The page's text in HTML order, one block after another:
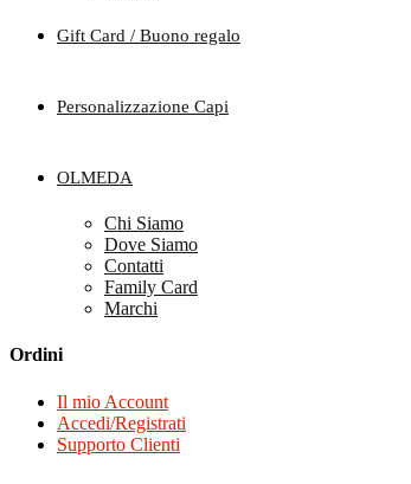
Gift Card / Buono regalo
Personalizzazione Capi
OLMEDA
Chi Siamo
Dove Siamo
Contatti
Family Card
Marchi
Ordini
Il mio Account
Accedi/Registrati
Supporto Clienti